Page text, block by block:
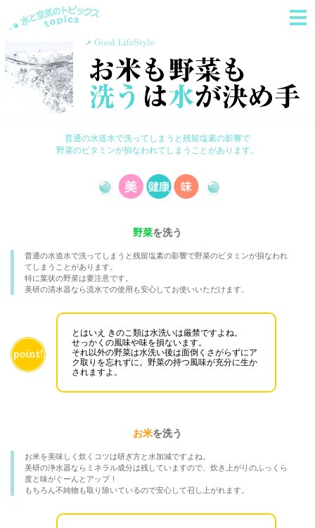
普通の水道水で洗ってしまうと残留塩素の影響で
野菜のビタミンが損なわれてしまうことがあります。
野菜を洗う
普通の水道水で洗ってしまうと残留塩素の影響で野菜のビタミンが損なわれ
てしまうことがあります。
特に葉状の野菜は要注意です。
美研の清水器なら流水での使用も安心してお使いいただけます。
とはいえ きのこ類は水洗いは厳禁ですよね。
せっかくの風味や味を損ないます。
それ以外の野菜は水洗い後は面倒くさがらずにア
ク取りを忘れずに。野菜の持つ風味が充分に生か
されますよ。
お米を洗う
お米を美味しく炊くコツは研ぎ方と水加減ですよね。
美研の浄水器ならミネラル成分は残していますので、炊き上がりのふっくら
度と味がぐーんとアップ！
もちろん不純物も取り除いているので安心して召し上がれます。